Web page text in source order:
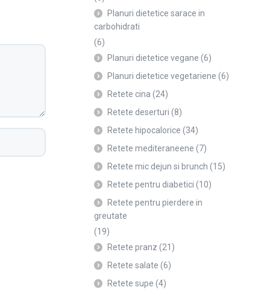
Planuri dietetice sarace in
carbohidrati
(6)
Planuri dietetice vegane (6)
Planuri dietetice vegetariene (6)
Retete cina (24)
Retete deserturi (8)
Retete hipocalorice (34)
Retete mediteraneene (7)
Retete mic dejun si brunch (15)
Retete pentru diabetici (10)
Retete pentru pierdere in
greutate
(19)
Retete pranz (21)
Retete salate (6)
Retete supe (4)